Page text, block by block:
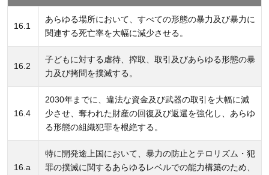
16.1
あらゆる場所において、すべての形態の暴力及び暴力に
関連する死亡率を大幅に減少させる。
16.2
子どもに対する虐待、搾取、取引及びあらゆる形態の暴
力及び拷問を撲滅する。
16.4
2030年までに、違法な資金及び武器の取引を大幅に減
少させ、奪われた財産の回復及び返還を強化し、あらゆ
る形態の組織犯罪を根絶する。
16.a
特に開発途上国において、暴力の防止とテロリズム・犯
罪の撲滅に関するあらゆるレベルでの能力構築のため、